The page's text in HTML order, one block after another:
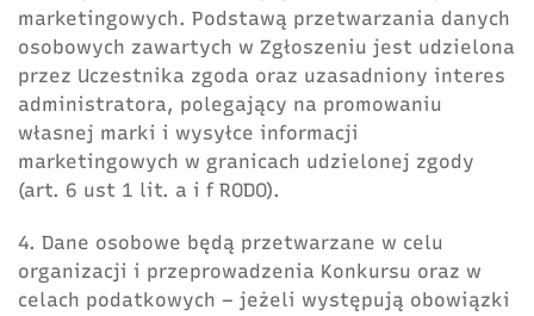
marketingowych. Podstawą przetwarzania danych
osobowych zawartych w Zgłoszeniu jest udzielona
przez Uczestnika zgoda oraz uzasadniony interes
administratora, polegający na promowaniu
własnej marki i wysyłce informacji
marketingowych w granicach udzielonej zgody
(art. 6 ust 1 lit. a i f RODO).
4. Dane osobowe będą przetwarzane w celu
organizacji i przeprowadzenia Konkursu oraz w
celach podatkowych – jeżeli występują obowiązki